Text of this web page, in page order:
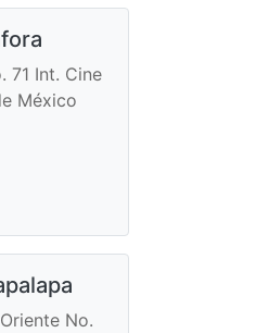
71 Int. Cine
México
No.